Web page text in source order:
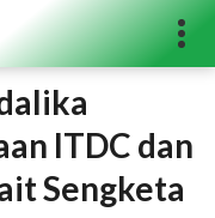
ITDC dan
Sengketa